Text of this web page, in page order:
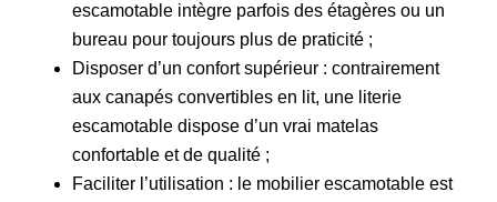
escamotable intègre parfois des étagères ou un
bureau pour toujours plus de praticité ;
Disposer d’un confort supérieur : contrairement
aux canapés convertibles en lit, une literie
escamotable dispose d’un vrai matelas
confortable et de qualité ;
Faciliter l’utilisation : le mobilier escamotable est